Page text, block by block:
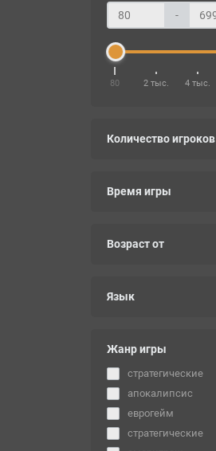
-
80 2 тыс. 4 тыс.
Количество игроков
Время игры
Возраст от
Язык
Жанр игры
cтратегические
апокалипсис
еврогейм
стратегические